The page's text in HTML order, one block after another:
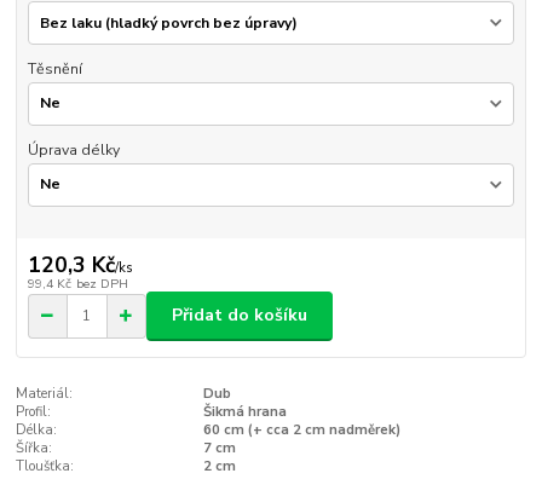
Těsnění
Úprava délky
120,3 Kč/ks
99,4 Kč bez DPH
Přidat do košíku
Materiál:
Dub
Profil:
Šikmá hrana
Délka:
60 cm (+ cca 2 cm nadměrek)
Šířka:
7 cm
Tloušťka:
2 cm